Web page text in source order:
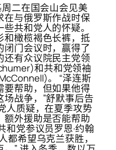
二在国会山会见美
在与俄罗斯作战时保
共和党人的怀疑。
和橄榄褐色长裤，抵
门会议时，赢得了
有众议院民主党领
和共和党领袖
。 “泽连斯
帮助，但如果他得
战争，”舒默事后告
人质疑，在夏季攻势
外援助是否能帮助
和党参议员罗恩·约翰
都希望乌克兰获胜，